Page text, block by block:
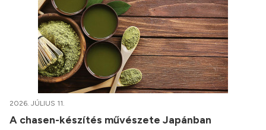
2026. JÚLIUS 11.
A chasen-készítés művészete Japánban